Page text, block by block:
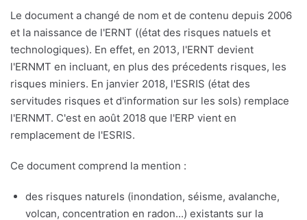
Le document a changé de nom et de contenu depuis 2006
et la naissance de l'ERNT ((état des risques natuels et
technologiques). En effet, en 2013, l'ERNT devient
l'ERNMT en incluant, en plus des précedents risques, les
risques miniers. En janvier 2018, l'ESRIS (état des
servitudes risques et d'information sur les sols) remplace
l'ERNMT. C'est en août 2018 que l'ERP vient en
remplacement de l'ESRIS.
Ce document comprend la mention :
des risques naturels (inondation, séisme, avalanche,
volcan, concentration en radon...) existants sur la